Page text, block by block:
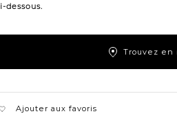
dessous.
Trouvez en
Ajouter aux favoris